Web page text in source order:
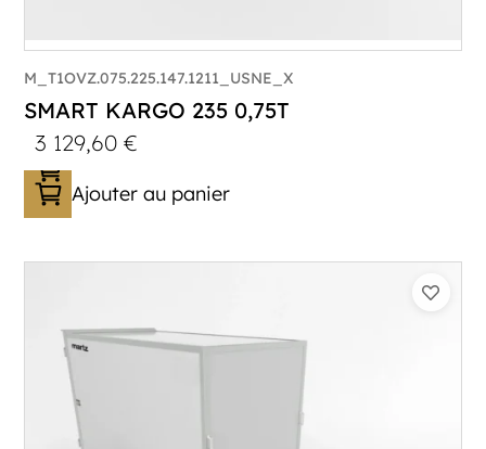
PTAC :300-750
Poids à vide (kg) :
Longueur utile (mm) :
M_T1OVZ.075.225.147.1211_USNE_X
SMART KARGO 235 0,75T
3 129,60€
Ajouter au panier